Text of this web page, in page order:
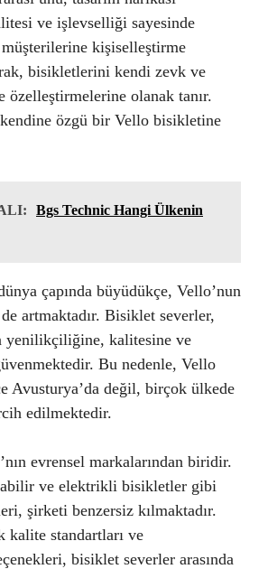
ve işlevselliği sayesinde
müşterilerine kişiselleştirme
bisikletlerini kendi zevk ve
özelleştirmelerine olanak tanır.
özgü bir Vello bisikletine
Bgs Technic Hangi Ülkenin
çapında büyüdükçe, Vello’nun
artmaktadır. Bisiklet severler,
yenilikçiliğine, kalitesine ve
Bu nedenle, Vello
Avusturya’da değil, birçok ülkede
edilmektedir.
evrensel markalarından biridir.
ve elektrikli bisikletler gibi
şirketi benzersiz kılmaktadır.
kalite standartları ve
bisiklet severler arasında